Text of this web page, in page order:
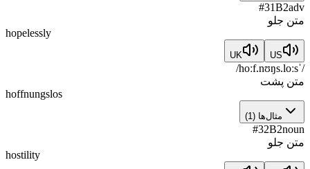
#31B2adv
متن جلو
hopelessly
US
UK
/ˈhoːf.nʊŋs.loːs/
متن پشت
hoffnungslos
مثال‌ها (
1
)
#32B2noun
متن جلو
hostility